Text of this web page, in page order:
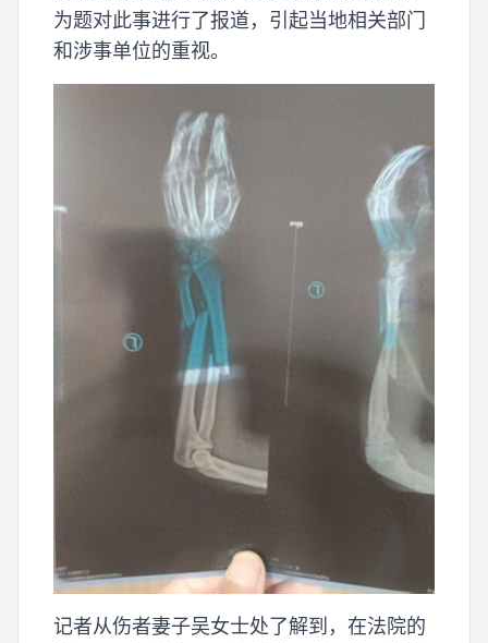
为题对此事进行了报道，引起当地相关部门
和涉事单位的重视。
记者从伤者妻子吴女士处了解到，在法院的